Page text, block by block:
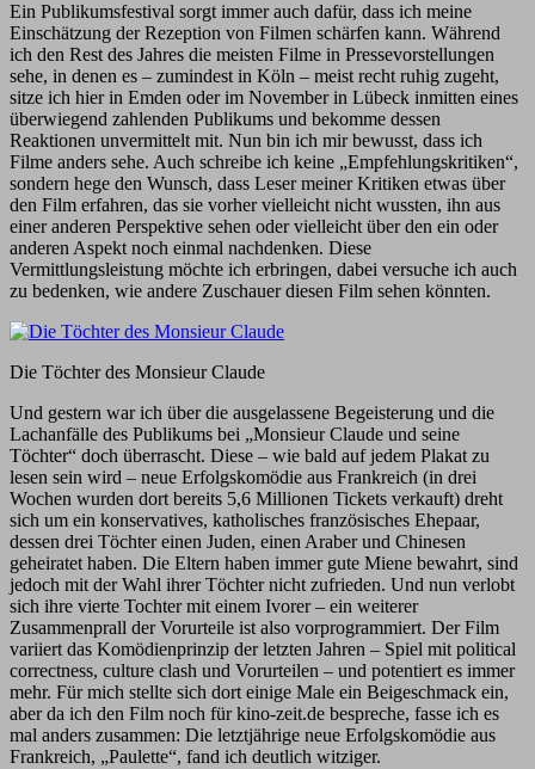
Ein Publikumsfestival sorgt immer auch dafür, dass ich meine
Einschätzung der Rezeption von Filmen schärfen kann. Während
ich den Rest des Jahres die meisten Filme in Pressevorstellungen
sehe, in denen es – zumindest in Köln – meist recht ruhig zugeht,
sitze ich hier in Emden oder im November in Lübeck inmitten eines
überwiegend zahlenden Publikums und bekomme dessen
Reaktionen unvermittelt mit. Nun bin ich mir bewusst, dass ich
Filme anders sehe. Auch schreibe ich keine „Empfehlungskritiken“,
sondern hege den Wunsch, dass Leser meiner Kritiken etwas über
den Film erfahren, das sie vorher vielleicht nicht wussten, ihn aus
einer anderen Perspektive sehen oder vielleicht über den ein oder
anderen Aspekt noch einmal nachdenken. Diese
Vermittlungsleistung möchte ich erbringen, dabei versuche ich auch
zu bedenken, wie andere Zuschauer diesen Film sehen könnten.
Die Töchter des Monsieur Claude
Und gestern war ich über die ausgelassene Begeisterung und die
Lachanfälle des Publikums bei „Monsieur Claude und seine
Töchter“ doch überrascht. Diese – wie bald auf jedem Plakat zu
lesen sein wird – neue Erfolgskomödie aus Frankreich (in drei
Wochen wurden dort bereits 5,6 Millionen Tickets verkauft) dreht
sich um ein konservatives, katholisches französisches Ehepaar,
dessen drei Töchter einen Juden, einen Araber und Chinesen
geheiratet haben. Die Eltern haben immer gute Miene bewahrt, sind
jedoch mit der Wahl ihrer Töchter nicht zufrieden. Und nun verlobt
sich ihre vierte Tochter mit einem Ivorer – ein weiterer
Zusammenprall der Vorurteile ist also vorprogrammiert. Der Film
variiert das Komödienprinzip der letzten Jahren – Spiel mit political
correctness, culture clash und Vorurteilen – und potentiert es immer
mehr. Für mich stellte sich dort einige Male ein Beigeschmack ein,
aber da ich den Film noch für kino-zeit.de bespreche, fasse ich es
mal anders zusammen: Die letztjährige neue Erfolgskomödie aus
Frankreich, „Paulette“, fand ich deutlich witziger.